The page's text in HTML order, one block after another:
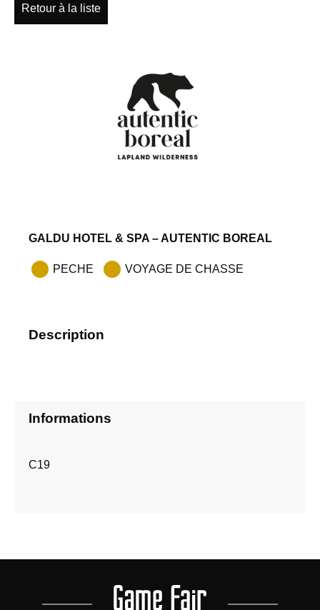
Retour à la liste
GALDU HOTEL & SPA – AUTENTIC BOREAL
PECHE VOYAGE DE CHASSE
Description
Informations
C19